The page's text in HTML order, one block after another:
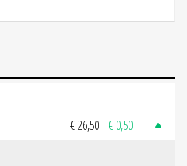
€ 26,50 € 0,50